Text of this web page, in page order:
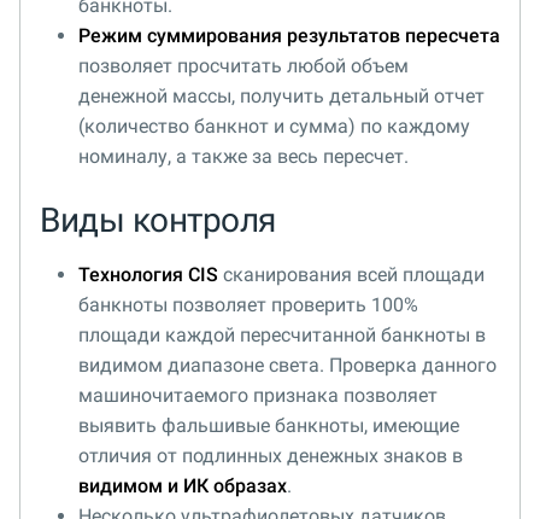
банкноты.
Режим суммирования результатов пересчета
позволяет просчитать любой объем
денежной массы, получить детальный отчет
(количество банкнот и сумма) по каждому
номиналу, а также за весь пересчет.
Виды контроля
Технология CIS сканирования всей площади
банкноты позволяет проверить 100%
площади каждой пересчитанной банкноты в
видимом диапазоне света. Проверка данного
машиночитаемого признака позволяет
выявить фальшивые банкноты, имеющие
отличия от подлинных денежных знаков в
видимом и ИК образах.